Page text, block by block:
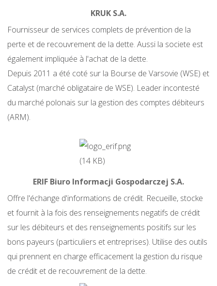
KRUK S.A.
Fournisseur de services complets de prévention de la
perte et de recouvrement de la dette. Aussi la societe est
également impliquée à l'achat de la dette.
Depuis 2011 a été coté sur la Bourse de Varsovie (WSE) et
Catalyst (marché obligataire de WSE). Leader incontesté
du marché polonais sur la gestion des comptes débiteurs
(ARM).
ERIF Biuro Informacji Gospodarczej S.A.
Offre l'échange d'informations de crédit. Recueille, stocke
et fournit à la fois des renseignements negatifs de crédit
sur les débiteurs et des renseignements positifs sur les
bons payeurs (particuliers et entreprises). Utilise des outils
qui prennent en charge efficacement la gestion du risque
de crédit et de recouvrement de la dette.